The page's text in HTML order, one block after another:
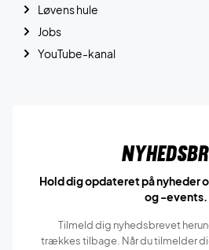
Løvens hule
Jobs
YouTube-kanal
Hold dig opdateret på nyheder
og -events.
Tilmeld dig nyhedsbrevet
trækkes tilbage. Når du tilmelder